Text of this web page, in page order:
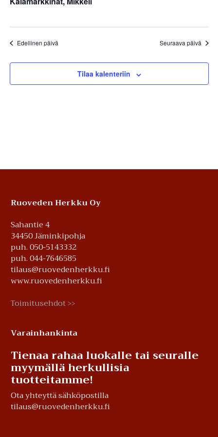
Edellinen päivä Seuraava päivä
Tilaa kalenteriin
Footer
Ruoveden Herkku Oy
Sahantie 4
34450 Jäminkipohja
puh. 050-5143332
puh. 044-7646585
tilaus@ruovedenherkku.fi
www.ruovedenherkku.fi
Toimitusehdot >>
Varainhankinta
Tienaa rahaa luokalle tai seuralle
myymällä herkullisia
tuotteitamme!
Ota yhteyttä sähköpostilla
tilaus@ruovedenherkku.fi